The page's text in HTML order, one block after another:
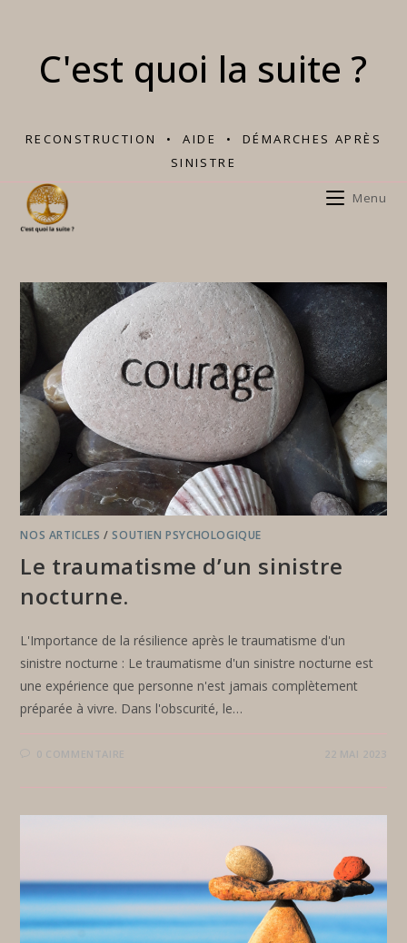
contentC'est quoi la suite ?
RECONSTRUCTION • AIDE • DÉMARCHES APRÈS
SINISTRE
Menu
NOS ARTICLES /SOUTIEN PSYCHOLOGIQUE
Le traumatisme d’un sinistre
nocturne.
L'Importance de la résilience après le traumatisme d'un
sinistre nocturne : Le traumatisme d'un sinistre nocturne est
une expérience que personne n'est jamais complètement
préparée à vivre. Dans l'obscurité, le…
0 COMMENTAIRE 22 MAI 2023